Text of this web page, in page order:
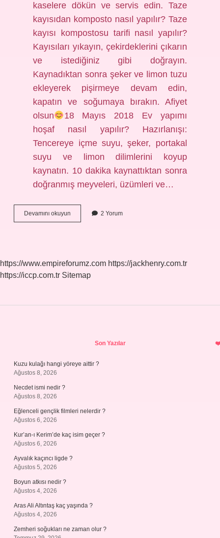
kaselere dökün ve servis edin. Taze
kayısıdan komposto nasıl yapılır? Taze
kayısı kompostosu tarifi nasıl yapılır?
Kayısıları yıkayın, çekirdeklerini çıkarın
ve istediğiniz gibi doğrayın.
Kaynadıktan sonra şeker ve limon tuzu
ekleyerek pişirmeye devam edin,
kapatın ve soğumaya bırakın. Afiyet
olsun
18 Mayıs 2018 Ev yapımı
hoşaf nasıl yapılır? Hazırlanışı:
Tencereye içme suyu, şeker, portakal
suyu ve limon dilimlerini koyup
kaynatın. 10 dakika kaynattıktan sonra
doğranmış meyveleri, üzümleri ve…
Devamını okuyun
Hoşafı
Tarifleri
2 Yorum
https://www.empireforumz.com https://jackhenry.com.tr
https://iccp.com.tr Sitemap
Son Yazılar
Kuzu kulağı hangi yöreye aittir ?
Ağustos 8, 2026
Necdet ismi nedir ?
Ağustos 8, 2026
Eğlenceli gençlik filmleri nelerdir ?
Ağustos 6, 2026
Kur’an-ı Kerim’de kaç isim geçer ?
Ağustos 6, 2026
Ayvalık kaçıncı ligde ?
Ağustos 5, 2026
Boyun atkısı nedir ?
Ağustos 4, 2026
Aras Ali Altıntaş kaç yaşında ?
Ağustos 4, 2026
Zemheri soğukları ne zaman olur ?